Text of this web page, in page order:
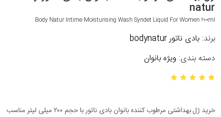
natur
Body Natur Intime Moisturising Wash Syndet Liquid For Women ۲۰۰ml
برند: بادی ناتور bodynatur
دسته بندی: ویژه بانوان
خرید ژل بهداشتی مرطوب کننده بانوان بادی ناتور با حجم ۲۰۰ میلی لیتر مناسب